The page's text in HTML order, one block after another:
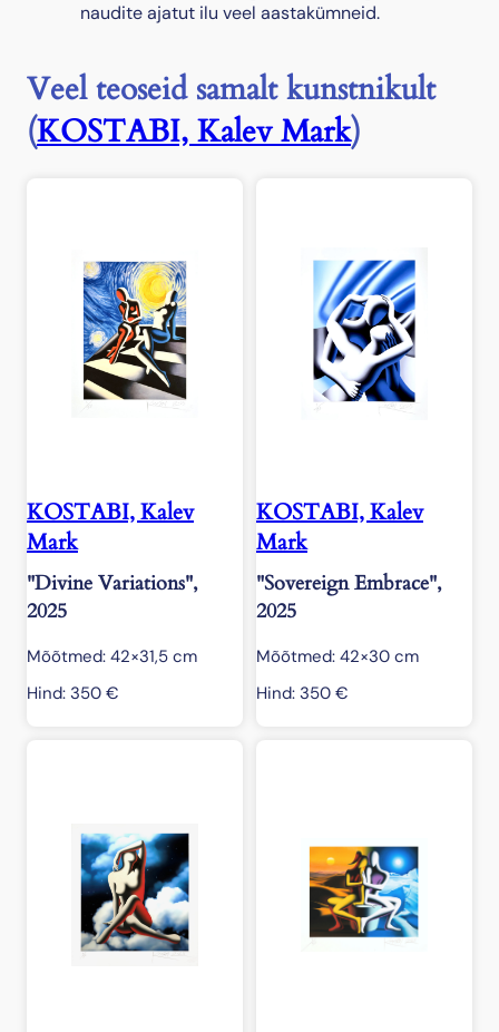
naudite ajatut ilu veel aastakümneid.
Veel teoseid samalt kunstnikult
(KOSTABI, Kalev Mark)
KOSTABI, Kalev
Mark
"Divine Variations",
2025
Mõõtmed: 42×31,5 cm
Hind: 350 €
KOSTABI, Kalev
Mark
"Sovereign Embrace",
2025
Mõõtmed: 42×30 cm
Hind: 350 €